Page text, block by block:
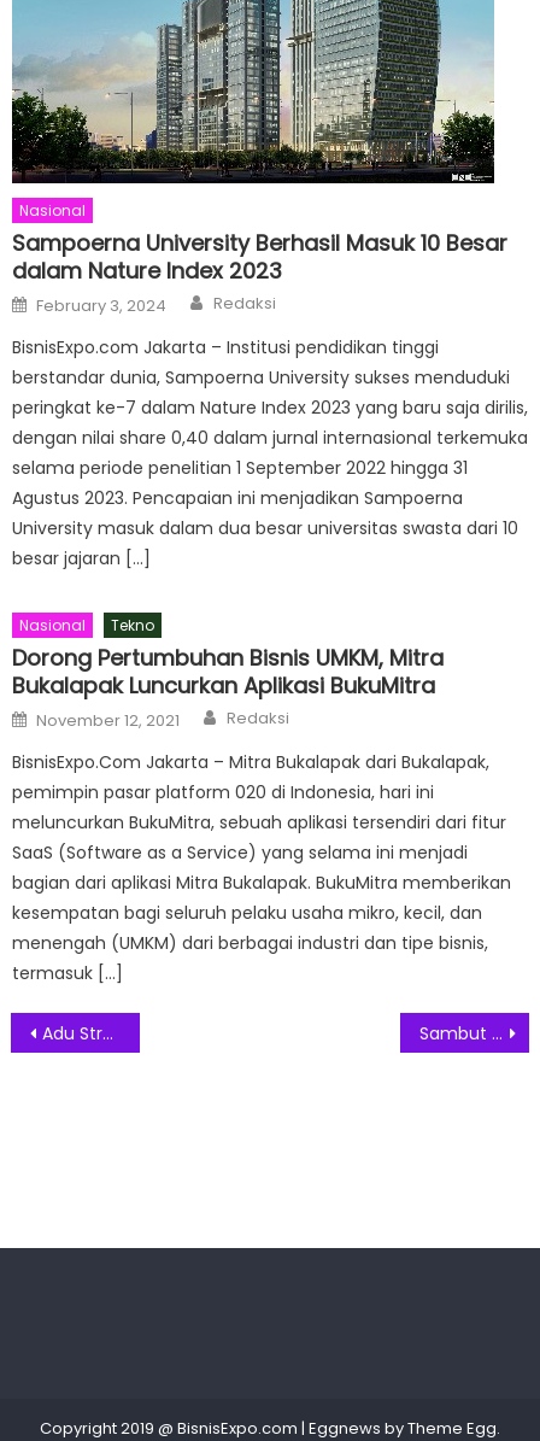
Nasional
Sampoerna University Berhasil Masuk 10 Besar
dalam Nature Index 2023
Posted
on
February 3, 2024 Author
Redaksi
BisnisExpo.com Jakarta – Institusi pendidikan tinggi
berstandar dunia, Sampoerna University sukses menduduki
peringkat ke-7 dalam Nature Index 2023 yang baru saja dirilis,
dengan nilai share 0,40 dalam jurnal internasional terkemuka
selama periode penelitian 1 September 2022 hingga 31
Agustus 2023. Pencapaian ini menjadikan Sampoerna
University masuk dalam dua besar universitas swasta dari 10
besar jajaran […]
Nasional Tekno
Dorong Pertumbuhan Bisnis UMKM, Mitra
Bukalapak Luncurkan Aplikasi BukuMitra
Posted
on
November 12, 2021 Author
Redaksi
BisnisExpo.Com Jakarta – Mitra Bukalapak dari Bukalapak,
pemimpin pasar platform 020 di Indonesia, hari ini
meluncurkan BukuMitra, sebuah aplikasi tersendiri dari fitur
SaaS (Software as a Service) yang selama ini menjadi
bagian dari aplikasi Mitra Bukalapak. BukuMitra memberikan
kesempatan bagi seluruh pelaku usaha mikro, kecil, dan
menengah (UMKM) dari berbagai industri dan tipe bisnis,
termasuk […]
Post
Adu Strategi dan Ketangkasan, Turnamen Domino Nasional HGI Segera Digelar Sambut World Allergy Week 2026, Morinaga Soya Gelar Soyalympic di 10 Kota untuk Dukung Anak Berprestasi
Copyright 2019 @ BisnisExpo.com | Eggnews byTheme Egg.